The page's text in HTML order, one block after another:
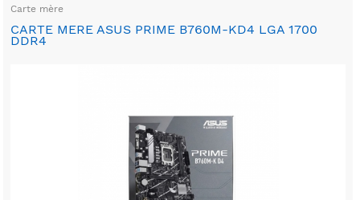
Carte mère
CARTE MERE ASUS PRIME B760M-KD4 LGA 1700
DDR4